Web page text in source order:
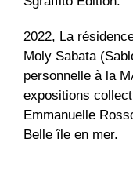
2022, La
Moly Sabata
personnelle à la
expositions
Emmanuelle
Belle île en mer.